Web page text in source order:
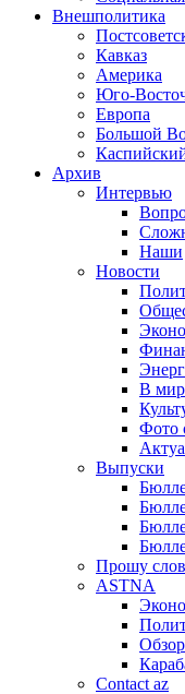
Внешполитика
Кавказ
Америка
Юго-
Европа
Большой
Архив
Интервью
Наши
Новости
В
Фото
Выпуски
Прошу
ASTNA
Contact az